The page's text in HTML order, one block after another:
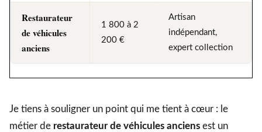
Restaurateur
de véhicules
anciens
1 800 à 2
200 €
Artisan
indépendant,
expert collection
Je tiens à souligner un point qui me tient à cœur : le
métier de restaurateur de véhicules anciens est un